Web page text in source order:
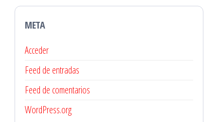
META
Acceder
Feed de entradas
Feed de comentarios
WordPress.org